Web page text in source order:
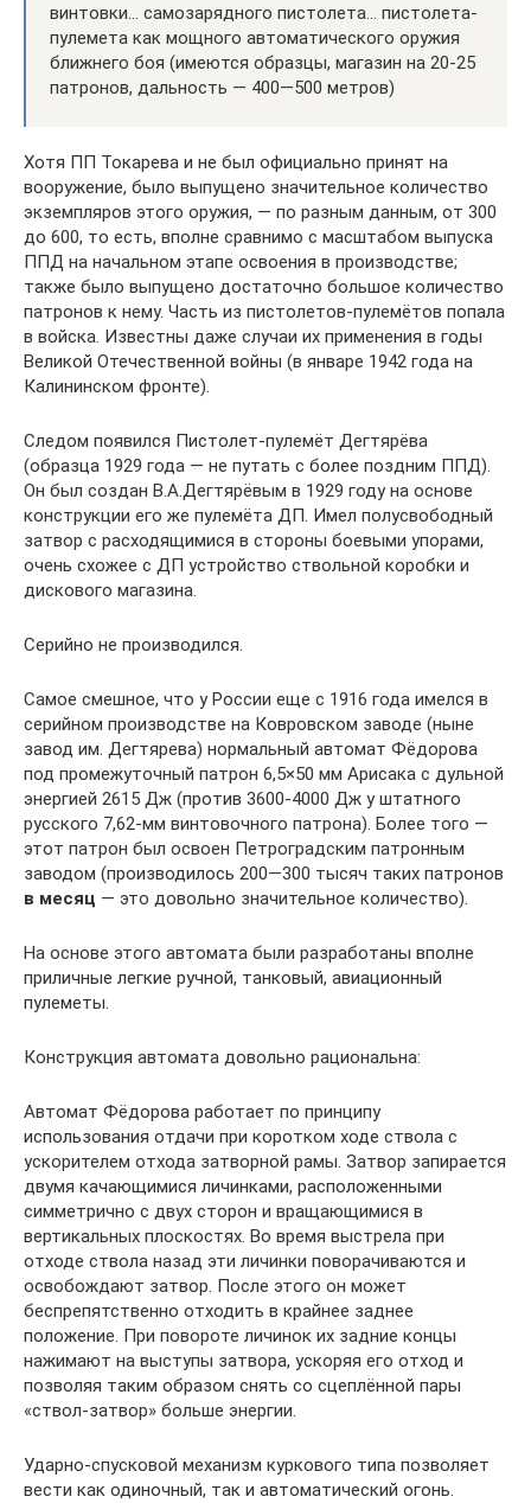
винтовки… самозарядного пистолета… пистолета-
пулемета как мощного автоматического оружия
ближнего боя (имеются образцы, магазин на 20-25
патронов, дальность — 400—500 метров)
Хотя ПП Токарева и не был официально принят на
вооружение, было выпущено значительное количество
экземпляров этого оружия, — по разным данным, от 300
до 600, то есть, вполне сравнимо с масштабом выпуска
ППД на начальном этапе освоения в производстве;
также было выпущено достаточно большое количество
патронов к нему. Часть из пистолетов-пулемётов попала
в войска. Известны даже случаи их применения в годы
Великой Отечественной войны (в январе 1942 года на
Калининском фронте).
Следом появился Пистолет-пулемёт Дегтярёва
(образца 1929 года — не путать с более поздним ППД).
Он был создан В.А.Дегтярёвым в 1929 году на основе
конструкции его же пулемёта ДП. Имел полусвободный
затвор с расходящимися в стороны боевыми упорами,
очень схожее с ДП устройство ствольной коробки и
дискового магазина.
Серийно не производился.
Самое смешное, что у России еще с 1916 года имелся в
серийном производстве на Ковровском заводе (ныне
завод им. Дегтярева) нормальный автомат Фёдорова
под промежуточный патрон 6,5×50 мм Арисака с дульной
энергией 2615 Дж (против 3600-4000 Дж у штатного
русского 7,62-мм винтовочного патрона). Более того —
этот патрон был освоен Петроградским патронным
заводом (производилось 200—300 тысяч таких патронов
в месяц — это довольно значительное количество).
На основе этого автомата были разработаны вполне
приличные легкие ручной, танковый, авиационный
пулеметы.
Конструкция автомата довольно рациональна:
Автомат Фёдорова работает по принципу
использования отдачи при коротком ходе ствола с
ускорителем отхода затворной рамы. Затвор запирается
двумя качающимися личинками, расположенными
симметрично с двух сторон и вращающимися в
вертикальных плоскостях. Во время выстрела при
отходе ствола назад эти личинки поворачиваются и
освобождают затвор. После этого он может
беспрепятственно отходить в крайнее заднее
положение. При повороте личинок их задние концы
нажимают на выступы затвора, ускоряя его отход и
позволяя таким образом снять со сцеплённой пары
«ствол-затвор» больше энергии.
Ударно-спусковой механизм куркового типа позволяет
вести как одиночный, так и автоматический огонь.